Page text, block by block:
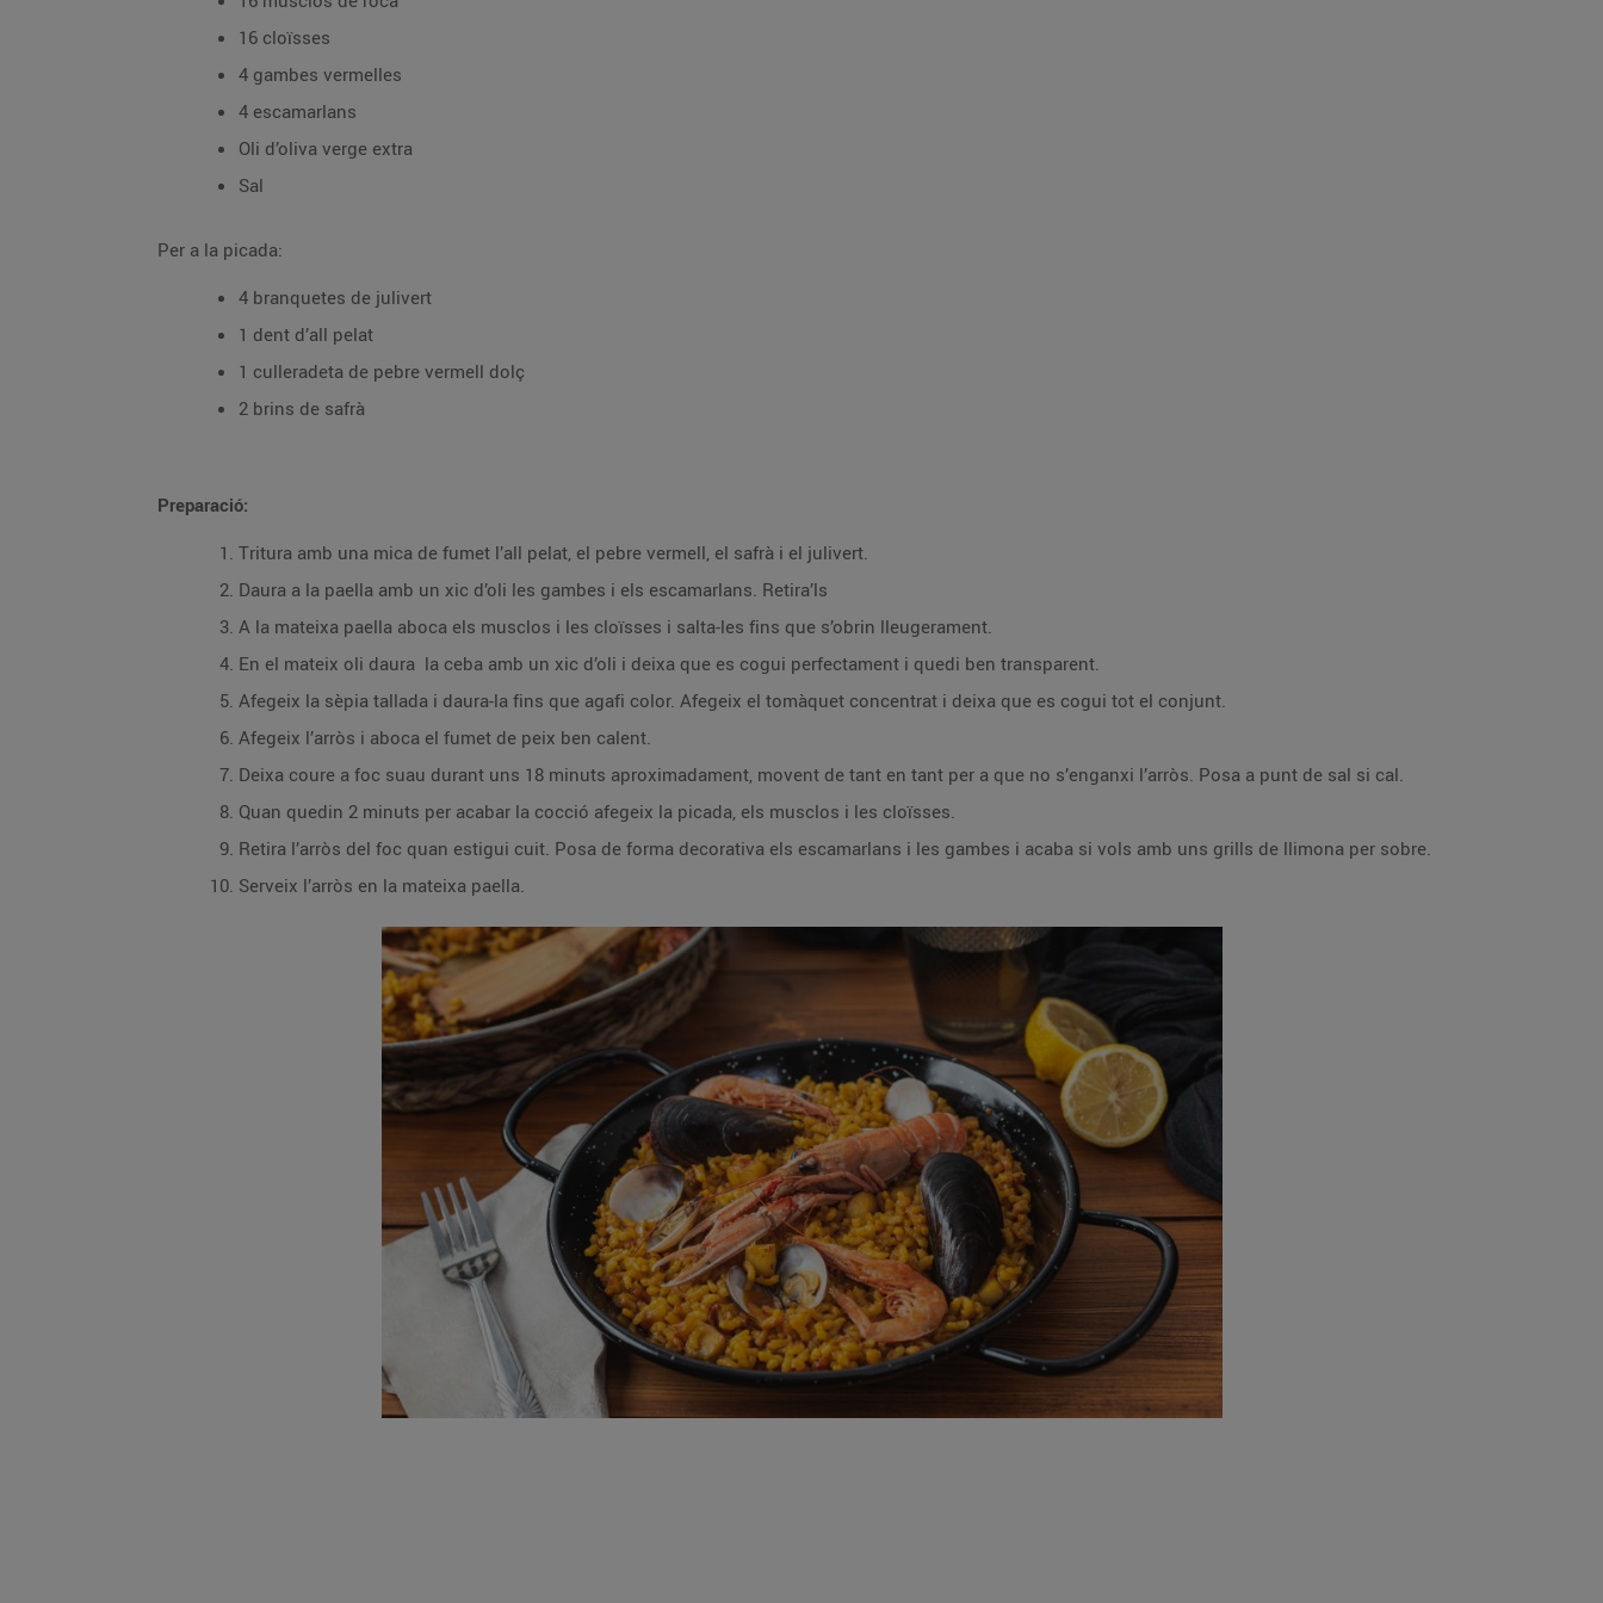
16 cloïsses
4 gambes vermelles
4 escamarlans
Oli d’oliva verge extra
Sal
Per a la picada:
4 branquetes de julivert
1 dent d’all pelat
1 culleradeta de pebre vermell dolç
2 brins de safrà
Preparació:
Tritura amb una mica de fumet l’all pelat, el pebre vermell, el safrà i el julivert.
Daura a la paella amb un xic d’oli les gambes i els escamarlans. Retira’ls
A la mateixa paella aboca els musclos i les cloïsses i salta-les fins que s’obrin lleugerament.
En el mateix oli daura la ceba amb un xic d’oli i deixa que es cogui perfectament i quedi ben transparent.
Afegeix la sèpia tallada i daura-la fins que agafi color. Afegeix el tomàquet concentrat i deixa que es cogui tot el conjunt.
Afegeix l’arròs i aboca el fumet de peix ben calent.
Deixa coure a foc suau durant uns 18 minuts aproximadament, movent de tant en tant per a que no s’enganxi l’arròs. Posa a punt de sal si cal.
Quan quedin 2 minuts per acabar la cocció afegeix la picada, els musclos i les cloïsses.
Retira l’arròs del foc quan estigui cuit. Posa de forma decorativa els escamarlans i les gambes i acaba si vols amb uns grills de llimona per sobre.
Serveix l’arròs en la mateixa paella.